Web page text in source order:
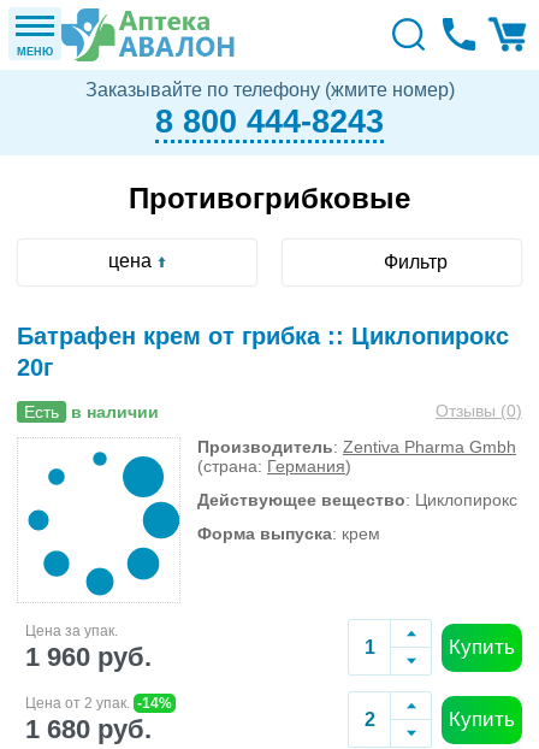
МЕНЮ
Заказывайте по телефону (жмите номер)
8 800 444-8243
Противогрибковые
цена Фильтр
Батрафен крем от грибка :: Циклопирокс
20г
Есть в наличии Отзывы (0)
Производитель: Zentiva Pharma Gmbh
(страна: Германия)
Действующее вещество: Циклопирокс
Форма выпуска: крем
Цена за упак.
1 960 руб. Купить
Цена от 2 упак. -14%
1 680 руб. Купить